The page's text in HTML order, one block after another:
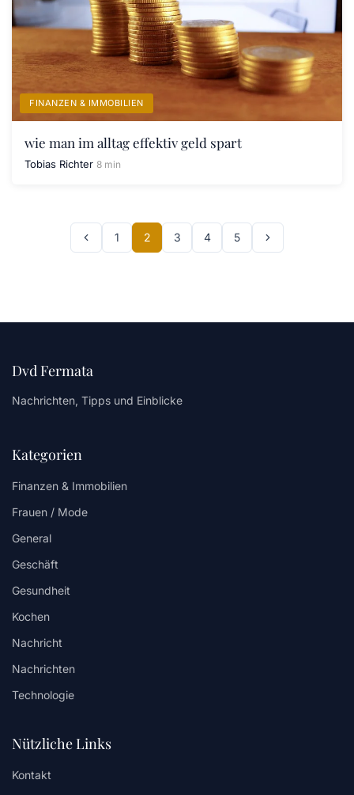
FINANZEN & IMMOBILIEN
wie man im alltag effektiv geld spart
Tobias Richter 8 min
1 2 3 4 5
Dvd Fermata
Nachrichten, Tipps und Einblicke
Kategorien
Finanzen & Immobilien
Frauen / Mode
General
Geschäft
Gesundheit
Kochen
Nachricht
Nachrichten
Technologie
Nützliche Links
Kontakt